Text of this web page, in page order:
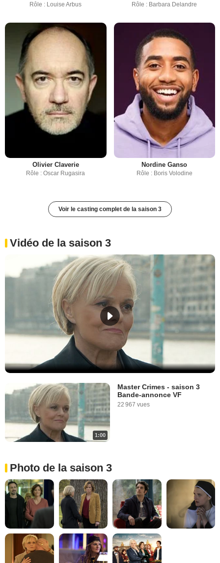
Rôle : Louise Arbus Rôle : Barbara Delandre
Olivier Claverie
Rôle : Oscar Rugasira
Nordine Ganso
Rôle : Boris Volodine
Voir le casting complet de la saison 3
Vidéo de la saison 3
1:00
Master Crimes - saison 3
Bande-annonce VF
22 967 vues
Photo de la saison 3